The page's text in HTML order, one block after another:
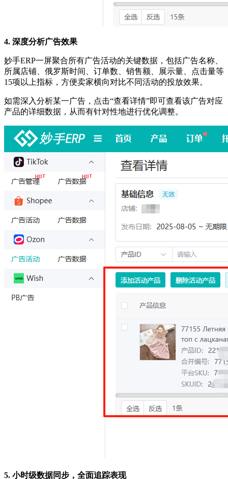
4. 深度分析广告效果
妙手ERP一屏聚合所有广告活动的关键数据，包括广告名称、
所属店铺、俄罗斯时间、订单数、销售额、展示量、点击量等
15项以上指标，方便卖家横向对比不同活动的投放效果。
如需深入分析某一广告，点击“查看详情”即可查看该广告对应
产品的详细数据，从而有针对性地进行优化调整。
5. 小时级数据同步，全面追踪表现